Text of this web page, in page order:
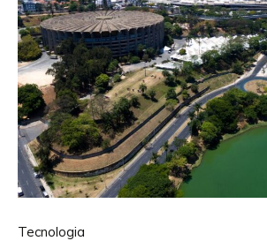
Tecnologia